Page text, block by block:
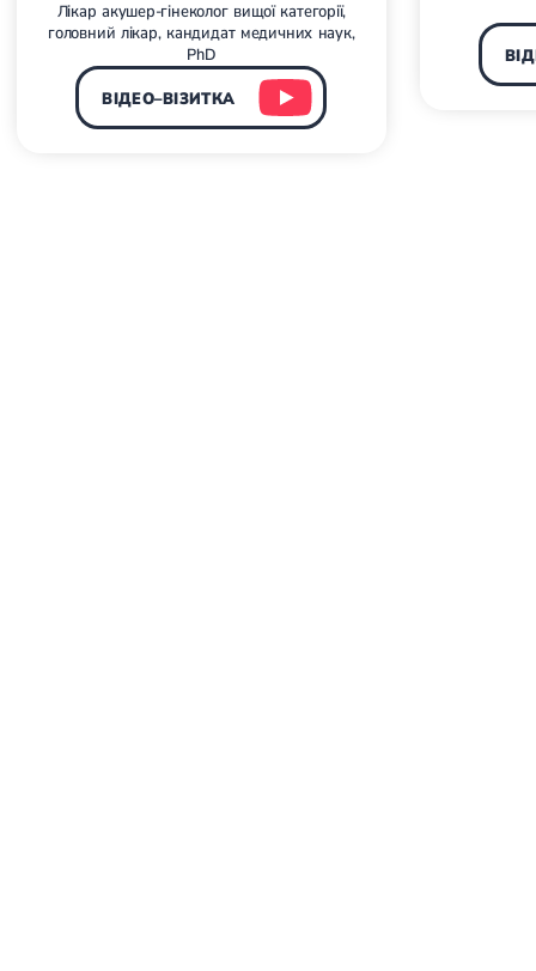
Лікар акушер-гінеколог вищої категорії,
головний лікар, кандидат медичних наук,
PhD
ВІДЕО–ВІЗИТКА